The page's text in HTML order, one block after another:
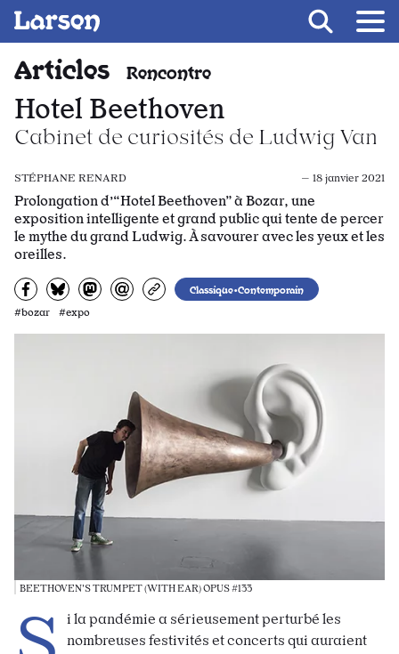
Fil d’ariane
Articles Rencontre
Hotel Beethoven
Cabinet de curiosités de Ludwig Van
STÉPHANE RENARD — 18 janvier 2021
Prolongation d’“Hotel Beethoven” à Bozar, une
exposition intelligente et grand public qui tente de percer
le mythe du grand Ludwig. À savourer avec les yeux et les
oreilles.
Partagez sur Facebook
Partager sur Bluesky
Partager sur Mastodon
Partagez par e-mail
Copiez l’url
Classique•Contemporain
#bozar #expo
BEETHOVEN’S TRUMPET (WITH EAR) OPUS #133
i la pandémie a sérieusement perturbé les
nombreuses festivités et concerts qui auraient